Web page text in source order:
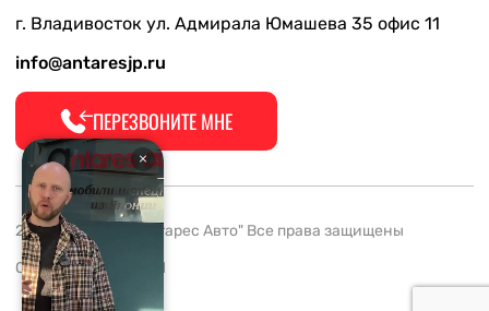
г. Владивосток ул. Адмирала Юмашева 35 офис 11
info@antaresjp.ru
ПЕРЕЗВОНИТЕ МНЕ
2008-2026 ООО "Антарес Авто" Все права защищены
ОГРН 1132537005061